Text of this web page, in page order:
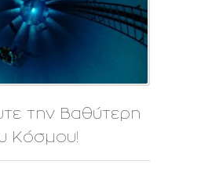
την Βαθύτερη
Κόσμου!